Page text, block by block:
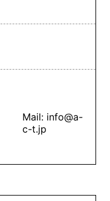
Mail: info@a-
c-t.jp